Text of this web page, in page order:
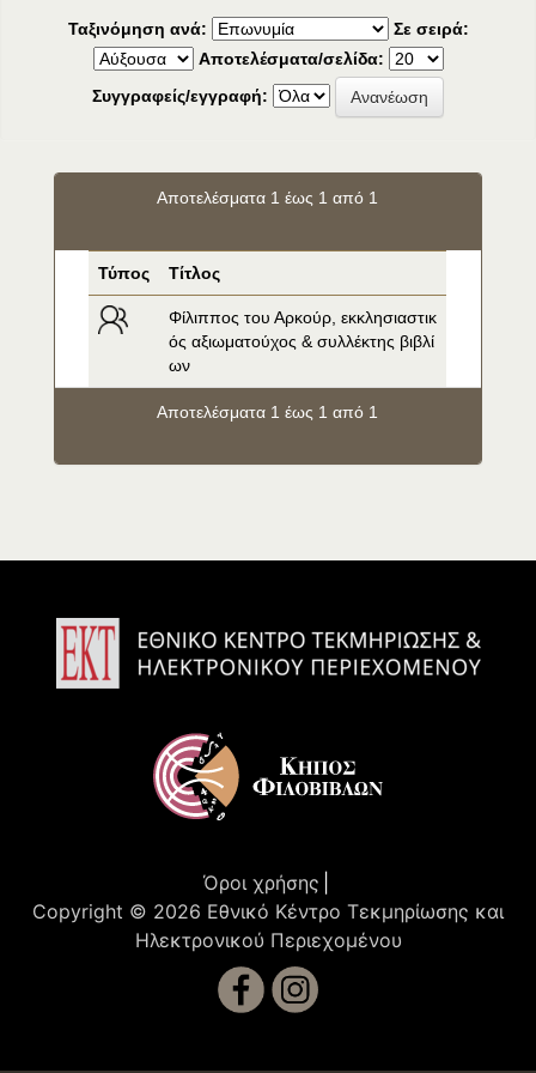
Ταξινόμηση ανά:
Σε σειρά:
Αποτελέσματα/σελίδα:
Συγγραφείς/εγγραφή:
Αποτελέσματα 1 έως 1 από 1
Τύπος Τίτλος
Φίλιππος του Αρκούρ, εκκλησιαστικ
ός αξιωματούχος & συλλέκτης βιβλί
ων
Αποτελέσματα 1 έως 1 από 1